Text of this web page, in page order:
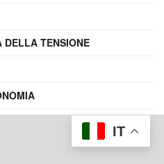
DELLA TENSIONE
IT